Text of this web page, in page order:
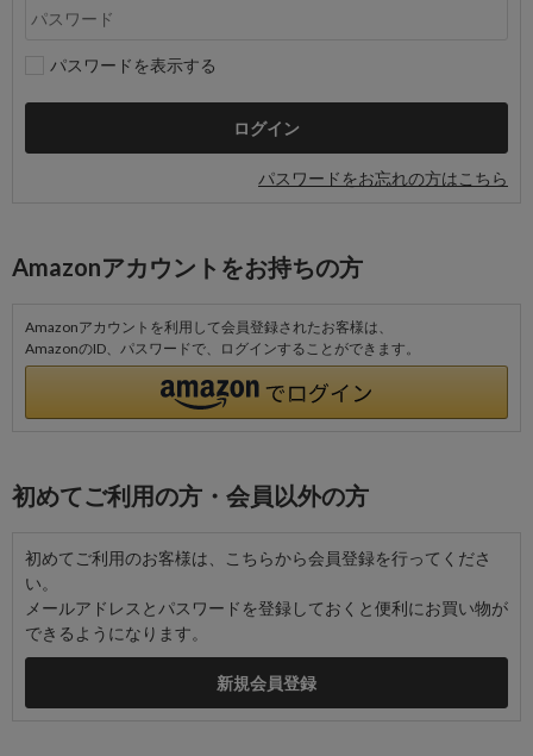
パスワードを表示する
パスワードをお忘れの方はこちら
Amazonアカウントをお持ちの方
Amazonアカウントを利用して会員登録されたお客様は、
AmazonのID、パスワードで、ログインすることができます。
初めてご利用の方・会員以外の方
初めてご利用のお客様は、こちらから会員登録を行ってくださ
い。
メールアドレスとパスワードを登録しておくと便利にお買い物が
できるようになります。